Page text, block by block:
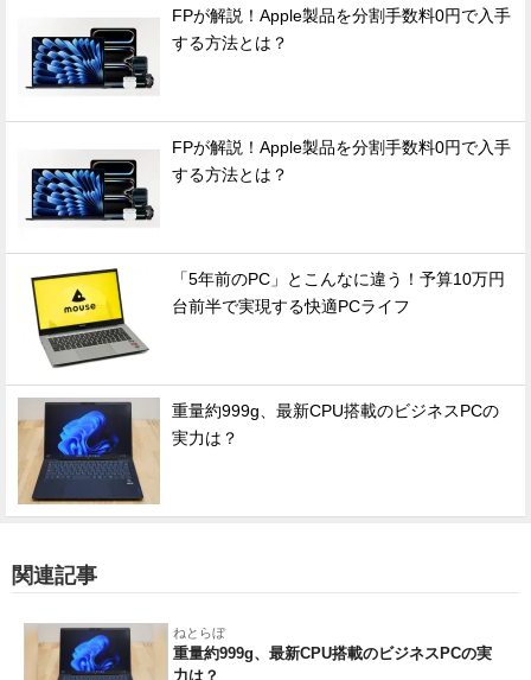
FPが解説！Apple製品を分割手数料0円で入手
する方法とは？
FPが解説！Apple製品を分割手数料0円で入手
する方法とは？
「5年前のPC」とこんなに違う！予算10万円
台前半で実現する快適PCライフ
重量約999g、最新CPU搭載のビジネスPCの
実力は？
関連記事
ねとらぼ
重量約999g、最新CPU搭載のビジネスPCの実
力は？